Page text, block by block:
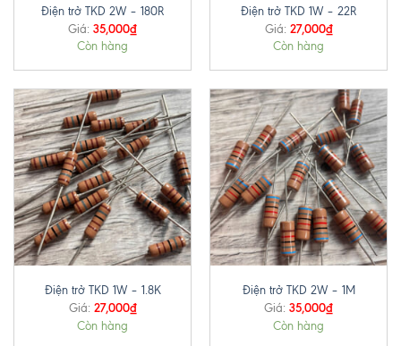
Điện trở TKD 2W – 180R
Giá: 35,000₫
Còn hàng
Điện trở TKD 1W – 22R
Giá: 27,000₫
Còn hàng
Điện trở TKD 1W – 1.8K
Giá: 27,000₫
Còn hàng
Điện trở TKD 2W – 1M
Giá: 35,000₫
Còn hàng